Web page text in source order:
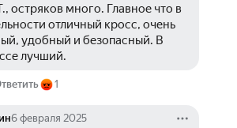
остряков много. Главное что в
отличный кросс, очень
удобный и безопасный. В
лучший.
1
6 февраля 2025